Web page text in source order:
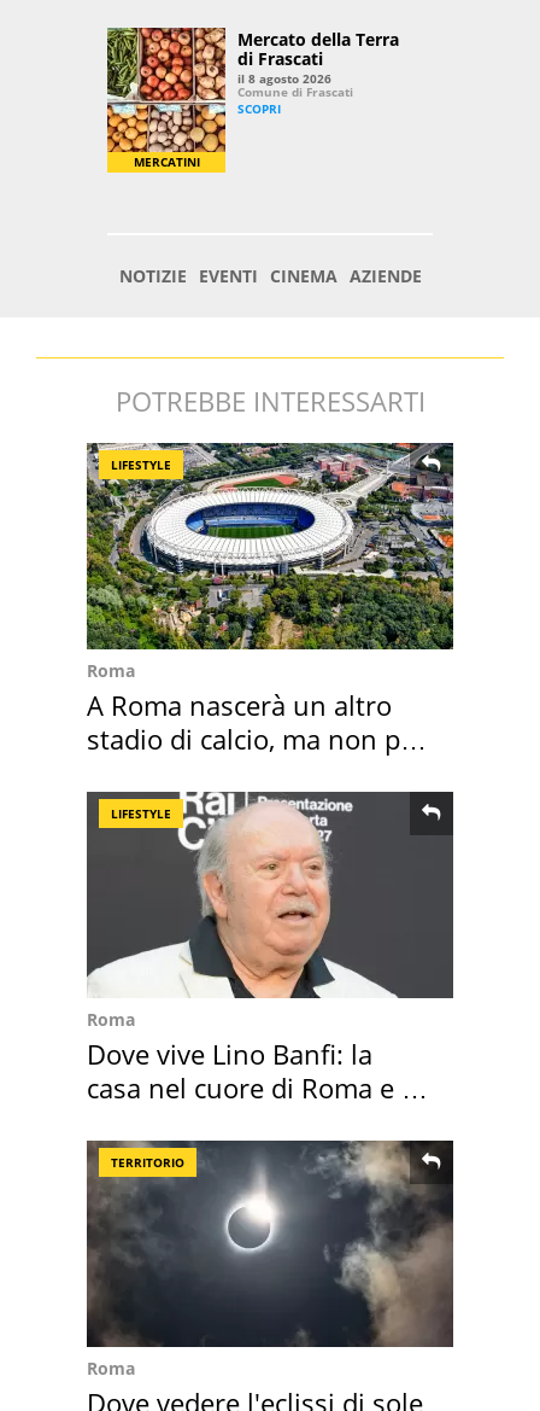
POTREBBE INTERESSARTI
LIFESTYLE
Roma
A Roma nascerà un altro
stadio di calcio, ma non per
LIFESTYLE
Roma
Dove vive Lino Banfi: la
casa nel cuore di Roma e i
TERRITORIO
Roma
Dove vedere l'eclissi di sole